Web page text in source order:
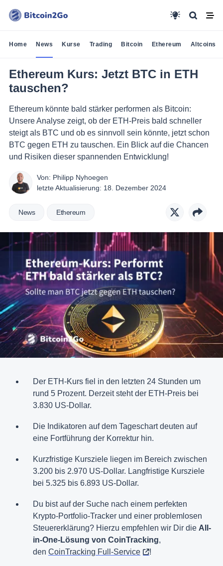
Home News Kurse Trading Bitcoin Ethereum Altcoins
Ethereum Kurs: Jetzt BTC in ETH
tauschen?
Ethereum könnte bald stärker performen als Bitcoin:
Unsere Analyse zeigt, ob der ETH-Preis bald schneller
steigt als BTC und ob es sinnvoll sein könnte, jetzt schon
BTC gegen ETH zu tauschen. Ein Blick auf die Chancen
und Risiken dieser spannenden Entwicklung!
Von: Philipp Nyhoegen
letzte Aktualisierung: 18. Dezember 2024
News Ethereum
Der ETH-Kurs fiel in den letzten 24 Stunden um
rund 5 Prozent. Derzeit steht der ETH-Preis bei
3.830 US-Dollar.
Die Indikatoren auf dem Tageschart deuten auf
eine Fortführung der Korrektur hin.
Kurzfristige Kursziele liegen im Bereich zwischen
3.200 bis 2.970 US-Dollar. Langfristige Kursziele
bei 5.325 bis 6.893 US-Dollar.
Du bist auf der Suche nach einem perfekten
Krypto-Portfolio-Tracker und einer problemlosen
Steuererklärung? Hierzu empfehlen wir Dir die All-
in-One-Lösung von CoinTracking,
den CoinTracking Full-Service !